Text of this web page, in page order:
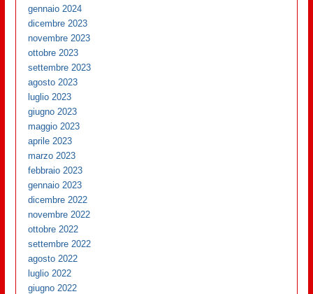
gennaio 2024
dicembre 2023
novembre 2023
ottobre 2023
settembre 2023
agosto 2023
luglio 2023
giugno 2023
maggio 2023
aprile 2023
marzo 2023
febbraio 2023
gennaio 2023
dicembre 2022
novembre 2022
ottobre 2022
settembre 2022
agosto 2022
luglio 2022
giugno 2022